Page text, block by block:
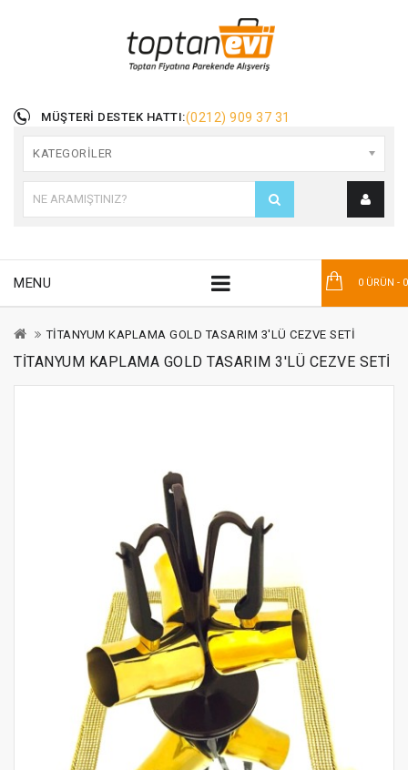
MÜŞTERI DESTEK HATTI:(0212) 909 37 31
KATEGORILER
0 ÜRÜN -
MENU
TİTANYUM KAPLAMA GOLD TASARIM 3'LÜ CEZVE SETİ
TİTANYUM KAPLAMA GOLD TASARIM 3'LÜ CEZVE SETİ